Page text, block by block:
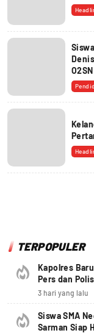
TERPOPULER
Kapolres
Pers dan
3 hari yang lalu
Siswa SMA
Sarman Siap